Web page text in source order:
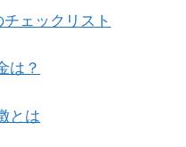
ェックリスト
は？
とは